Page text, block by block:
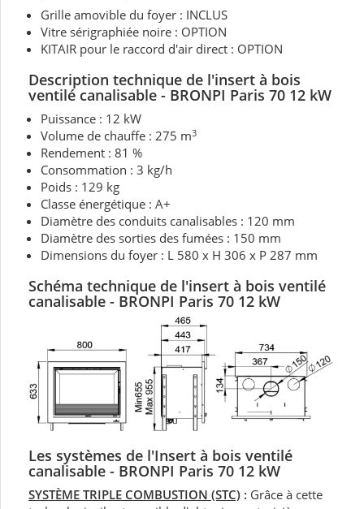
Grille amovible du foyer : INCLUS
Vitre sérigraphiée noire : OPTION
KITAIR pour le raccord d'air direct : OPTION
Description technique de l'insert à bois
ventilé canalisable - BRONPI Paris 70 12 kW
Puissance : 12 kW
Volume de chauffe : 275 m3
Rendement : 81 %
Consommation : 3 kg/h
Poids : 129 kg
Classe énergétique : A+
Diamètre des conduits canalisables : 120 mm
Diamètre des sorties des fumées : 150 mm
Dimensions du foyer : L 580 x H 306 x P 287 mm
Schéma technique de l'insert à bois ventilé
canalisable - BRONPI Paris 70 12 kW
Les systèmes de l'Insert à bois ventilé
canalisable - BRONPI Paris 70 12 kW
SYSTÈME TRIPLE COMBUSTION (STC) : Grâce à cette